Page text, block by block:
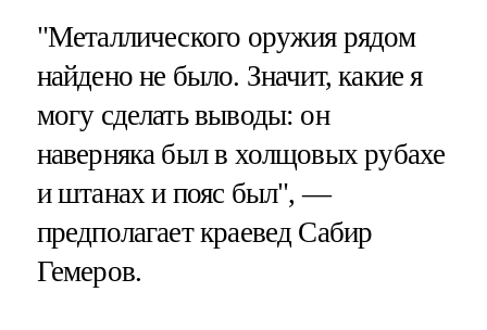
"Металлического оружия рядом
найдено не было. Значит, какие я
могу сделать выводы: он
наверняка был в холщовых рубахе
и штанах и пояс был", —
предполагает краевед Сабир
Гемеров.